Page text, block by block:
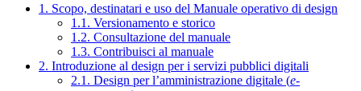
1. Scopo, destinatari e uso del Manuale operativo di design
1.1. Versionamento e storico
1.2. Consultazione del manuale
1.3. Contribuisci al manuale
2. Introduzione al design per i servizi pubblici digitali
2.1. Design per l’amministrazione digitale (e-